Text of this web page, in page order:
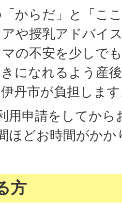
からだ」と「こ
や授乳アドバイ
の不安を少しで
になれるよう産
丹市が負担しま
用申請をしてから
ほどお時間がか
方